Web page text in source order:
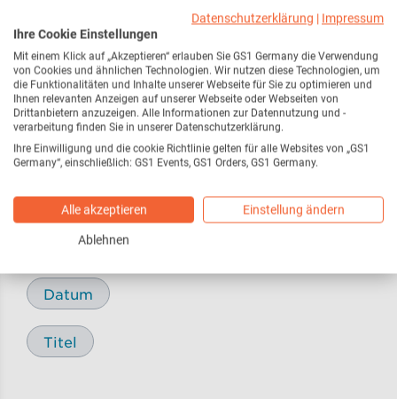
Pressemitteilungen /
Pressemeldungen
17
Blog29
Sortieren nach
Relevanz
Datum
Titel
Datenschutzerklärung | Impressum
Ihre Cookie Einstellungen
Mit einem Klick auf „Akzeptieren“ erlauben Sie GS1 Germany die Verwendung
von Cookies und ähnlichen Technologien. Wir nutzen diese Technologien, um
die Funktionalitäten und Inhalte unserer Webseite für Sie zu optimieren und
Ihnen relevanten Anzeigen auf unserer Webseite oder Webseiten von
Drittanbietern anzuzeigen. Alle Informationen zur Datennutzung und -
verarbeitung finden Sie in unserer Datenschutzerklärung.
Ihre Einwilligung und die cookie Richtlinie gelten für alle Websites von „GS1
Germany“, einschließlich: GS1 Events, GS1 Orders, GS1 Germany.
Alle akzeptieren Einstellung ändern
Ablehnen